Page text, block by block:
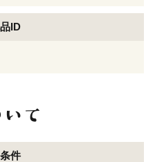
ID
件